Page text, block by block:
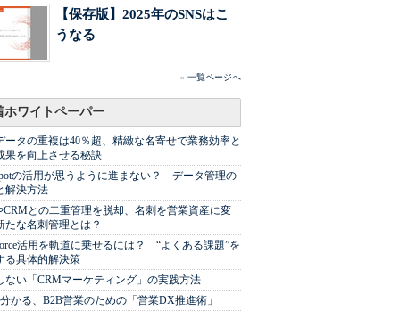
【保存版】2025年のSNSはこ
うなる
» 一覧ページへ
ホワイトペーパー
ータの重複は40％超、精緻な名寄せで業務効率と
果を向上させる秘訣
の活用が思うように進まない？ データ管理の
解決方法
CRMとの二重管理を脱却、名刺を営業資産に変
たな名刺管理とは？
活用を軌道に乗せるには？ “よくある課題”を
る具体的解決策
ない「CRMマーケティング」の実践方法
かる、B2B営業のための「営業DX推進術」